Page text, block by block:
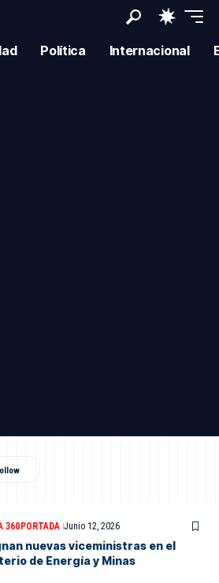
Política Internacional
360PORTADA Junio 12, 2026
nuevas viceministras en el
de Energía y Minas